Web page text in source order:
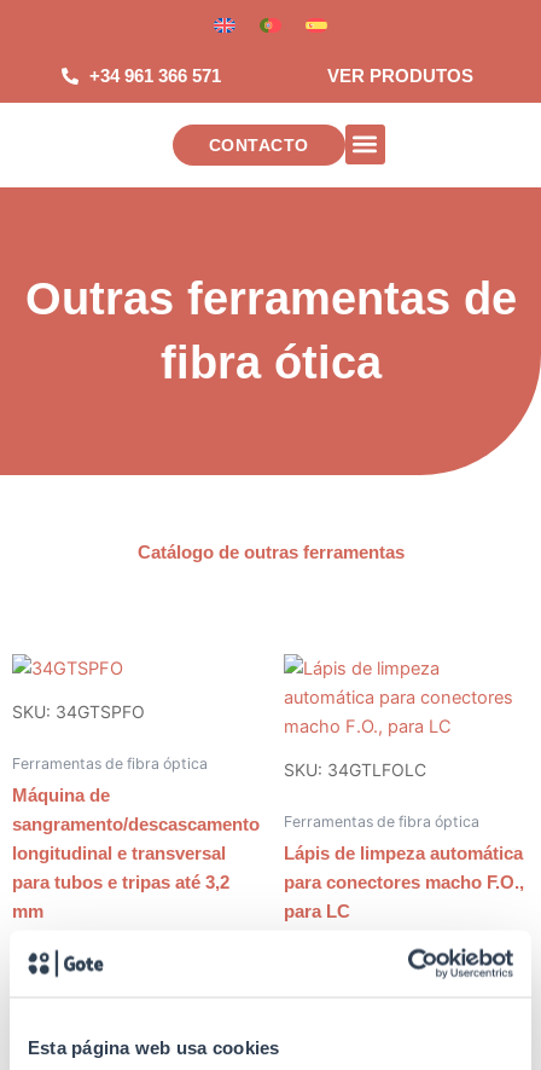
Esta página web usa cookies
conteúdo
+34 961 366 571 VER PRODUTOS
CONTACTO
Outras ferramentas de
fibra ótica
Catálogo de outras ferramentas
SKU: 34GTSPFO
Ferramentas de fibra óptica
Máquina de
sangramento/descascamento
longitudinal e transversal
para tubos e tripas até 3,2
mm
SKU: 34GTLFOLC
Ferramentas de fibra óptica
Lápis de limpeza automática
para conectores macho F.O.,
para LC